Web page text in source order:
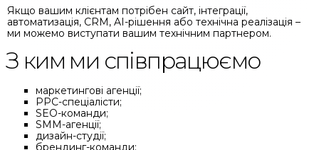
Якщо вашим клієнтам потрібен сайт, інтеграції,
автоматизація, CRM, AI-рішення або технічна реалізація –
ми можемо виступати вашим технічним партнером.
З ким ми співпрацюємо
маркетингові агенції;
PPC-спеціалісти;
SEO-команди;
SMM-агенції;
дизайн-студії;
брендинг-команди;